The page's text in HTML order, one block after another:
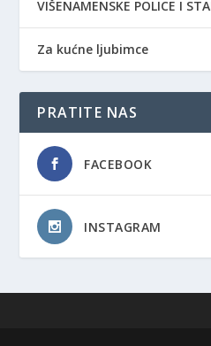
VIŠENAMENSKE POLICE I
Za kućne ljubimce
PRATITE NAS
FACEBOOK
INSTAGRAM